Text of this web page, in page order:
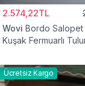
2.574,22TL
Wovi Bordo Salopet
Kuşak Fermuarlı
Ücretsiz Kargo